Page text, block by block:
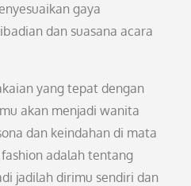
gaya
dan suasana acara
yang tepat dengan
akan menjadi wanita
dan keindahan di mata
adalah tentang
jadilah dirimu sendiri dan